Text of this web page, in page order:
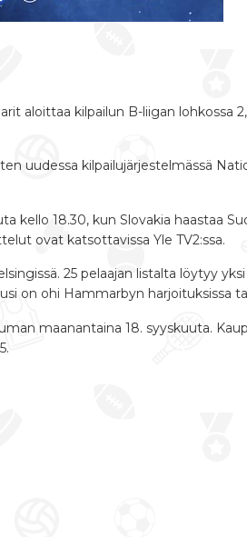
aloittaa kilpailun B-liigan lohkossa
uudessa kilpailujärjestelmässä
kello 18.30, kun Slovakia haastaa
ovat katsottavissa Yle TV2:ssa.
25 pelaajan listalta löytyy
on ohi Hammarbyn harjoituksissa
maanantaina 18. syyskuuta.